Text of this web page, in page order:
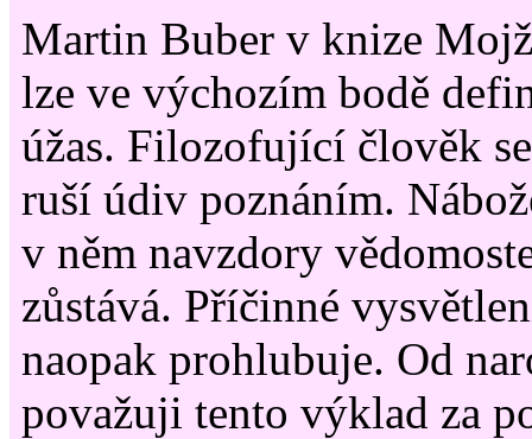
Martin Buber v knize
lze ve výchozím bodě
úžas. Filozofující člověk
ruší údiv poznáním.
v něm navzdory
zůstává. Příčinné
naopak prohlubuje. Od
považuji tento výklad za